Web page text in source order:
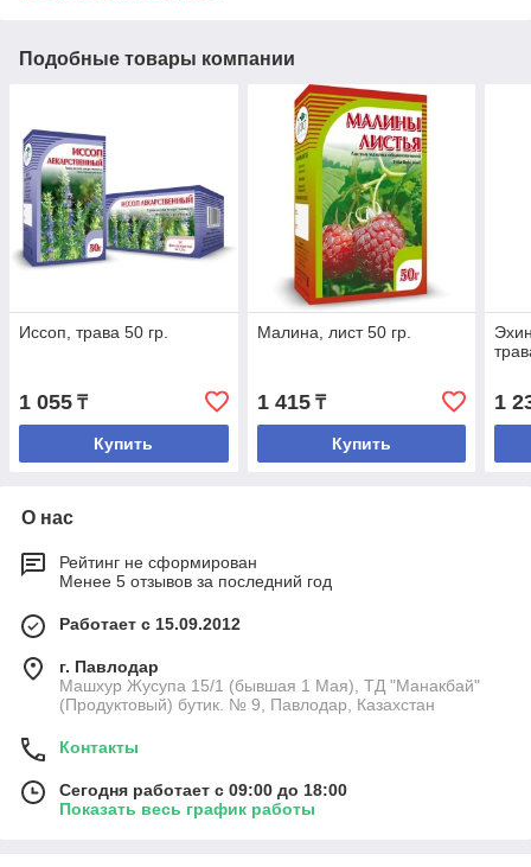
Подобные товары компании
Иссоп, трава 50 гр.
1 055 ₸
Купить
Малина, лист 50 гр.
1 415₸
Купить
1
О нас
Рейтинг не сформирован
Менее 5 отзывов за последний год
Работает с 15.09.2012
г. Павлодар
Машхур Жусупа 15/1 (бывшая 1 Мая), ТД "Манакбай"
(Продуктовый) бутик. № 9, Павлодар, Казахстан
Контакты
Сегодня работает с 09:00 до 18:00
Показать весь график работы